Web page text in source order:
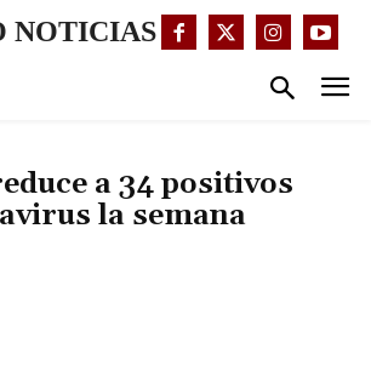
NOTICIAS
a 34 positivos
la semana